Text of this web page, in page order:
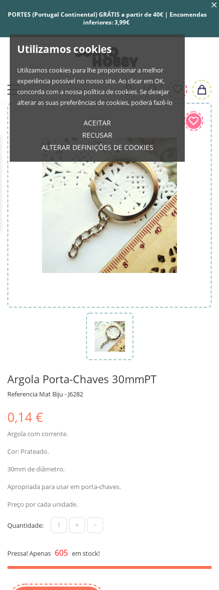
Utilizamos cookies
Utilizamos cookies para lhe proporcionar a melhor
experiência possível no nosso site. Ao clicar em OK,
concorda com a nossa política de cookies. Se desejar
alterar as suas preferências de cookies, poderá fazê-lo
ACEITAR
RECUSAR
ALTERAR DEFINIÇÕES DE COOKIES
PORTES (Portugal Continental) GRÁTIS a partir de 40€ | Encomendas
inferiores: 3,99€
Argola Porta-Chaves 30mmPT
Referencia Mat Biju - J6282
0,14 €
Argola com corrente.
Cor: Prateado.
30mm de diâmetro.
Apropriada para usar em porta-chaves.
Preço por cada unidade.
Quantidade: + -
Pressa! Apenas 605 em stock!